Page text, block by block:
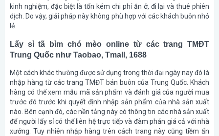
kinh nghiệm, đặc biệt là tốn kém chi phí ăn ở, đi lại và thuê phiên
dịch. Do vậy, giải pháp này không phù hợp với các khách buôn nhỏ
lẻ.
Lấy sỉ tã bỉm chó mèo online từ các trang TMĐT
Trung Quốc như Taobao, Tmall, 1688
Một cách khác thường được sử dụng trong thời đại ngày nay đó là
nhập hàng từ các trang TMĐT bán buôn của Trung Quốc. Khách
hàng có thể xem mẫu mã sản phẩm và đánh giá của người mua
trước đó trước khi quyết định nhập sản phẩm của nhà sản xuất
nào. Bên cạnh đó, các nền tảng này có thông tin các nhà sản xuất
để người lấy sỉ có thể liên hệ trực tiếp và đàm phán giá cả với nhà
xưởng. Tuy nhiên nhập hàng trên cách trang này cũng tiềm ẩn